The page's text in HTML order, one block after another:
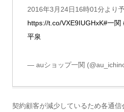
2016年3月24日16時01分より
https://t.co/VXE9IUGHxK#一関
平泉
— auショップ一関
契約顧客が減少しているため各通